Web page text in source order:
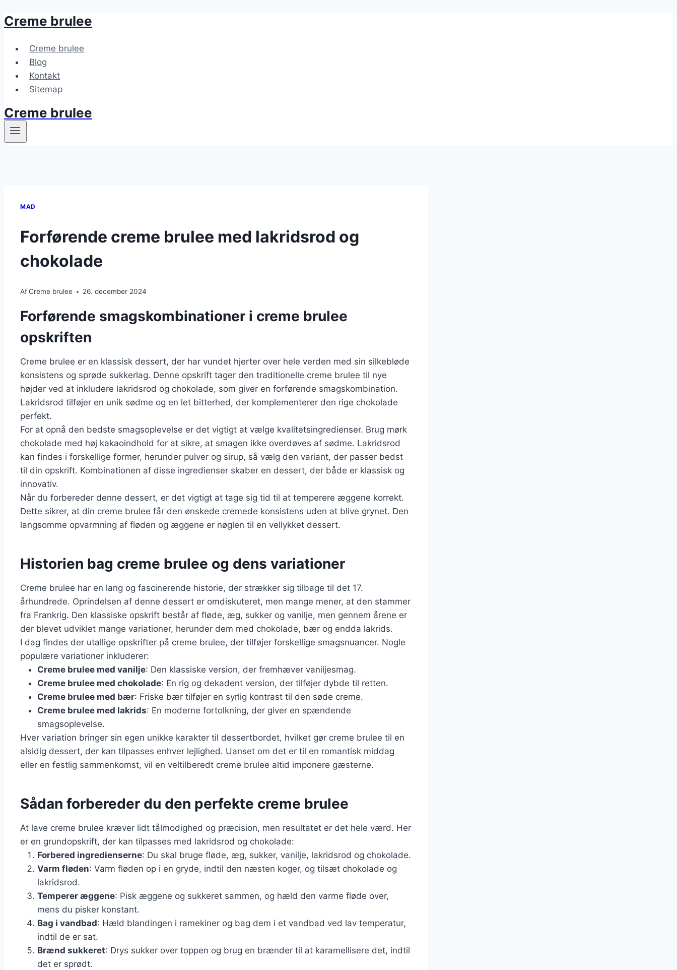
Fortsæt
indhold
Creme brulee
Creme brulee
Blog
Kontakt
Sitemap
Creme brulee
MAD
Forførende creme brulee med lakridsrod og
chokolade
AfCreme brulee 26. december 2024
Forførende smagskombinationer i creme brulee
opskriften
Creme brulee er en klassisk dessert, der har vundet hjerter over hele verden med sin silkebløde
konsistens og sprøde sukkerlag. Denne opskrift tager den traditionelle creme brulee til nye
højder ved at inkludere lakridsrod og chokolade, som giver en forførende smagskombination.
Lakridsrod tilføjer en unik sødme og en let bitterhed, der komplementerer den rige chokolade
perfekt.
For at opnå den bedste smagsoplevelse er det vigtigt at vælge kvalitetsingredienser. Brug mørk
chokolade med høj kakaoindhold for at sikre, at smagen ikke overdøves af sødme. Lakridsrod
kan findes i forskellige former, herunder pulver og sirup, så vælg den variant, der passer bedst
til din opskrift. Kombinationen af disse ingredienser skaber en dessert, der både er klassisk og
innovativ.
Når du forbereder denne dessert, er det vigtigt at tage sig tid til at temperere æggene korrekt.
Dette sikrer, at din creme brulee får den ønskede cremede konsistens uden at blive grynet. Den
langsomme opvarmning af fløden og æggene er nøglen til en vellykket dessert.
Historien bag creme brulee og dens variationer
Creme brulee har en lang og fascinerende historie, der strækker sig tilbage til det 17.
århundrede. Oprindelsen af denne dessert er omdiskuteret, men mange mener, at den stammer
fra Frankrig. Den klassiske opskrift består af fløde, æg, sukker og vanilje, men gennem årene er
der blevet udviklet mange variationer, herunder dem med chokolade, bær og endda lakrids.
I dag findes der utallige opskrifter på creme brulee, der tilføjer forskellige smagsnuancer. Nogle
populære variationer inkluderer:
Creme brulee med vanilje: Den klassiske version, der fremhæver vaniljesmag.
Creme brulee med chokolade: En rig og dekadent version, der tilføjer dybde til retten.
Creme brulee med bær: Friske bær tilføjer en syrlig kontrast til den søde creme.
Creme brulee med lakrids: En moderne fortolkning, der giver en spændende
smagsoplevelse.
Hver variation bringer sin egen unikke karakter til dessertbordet, hvilket gør creme brulee til en
alsidig dessert, der kan tilpasses enhver lejlighed. Uanset om det er til en romantisk middag
eller en festlig sammenkomst, vil en veltilberedt creme brulee altid imponere gæsterne.
Sådan forbereder du den perfekte creme brulee
At lave creme brulee kræver lidt tålmodighed og præcision, men resultatet er det hele værd. Her
er en grundopskrift, der kan tilpasses med lakridsrod og chokolade:
Forbered ingredienserne: Du skal bruge fløde, æg, sukker, vanilje, lakridsrod og chokolade.
Varm fløden: Varm fløden op i en gryde, indtil den næsten koger, og tilsæt chokolade og
lakridsrod.
Temperer æggene: Pisk æggene og sukkeret sammen, og hæld den varme fløde over,
mens du pisker konstant.
Bag i vandbad: Hæld blandingen i ramekiner og bag dem i et vandbad ved lav temperatur,
indtil de er sat.
Brænd sukkeret: Drys sukker over toppen og brug en brænder til at karamellisere det, indtil
det er sprødt.